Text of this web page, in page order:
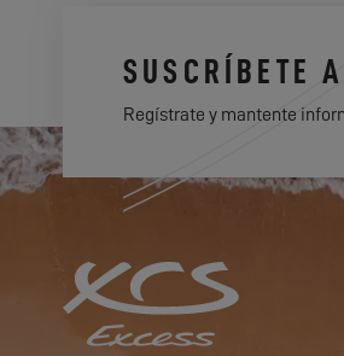
SUSCRÍBETE
Regístrate y mantente